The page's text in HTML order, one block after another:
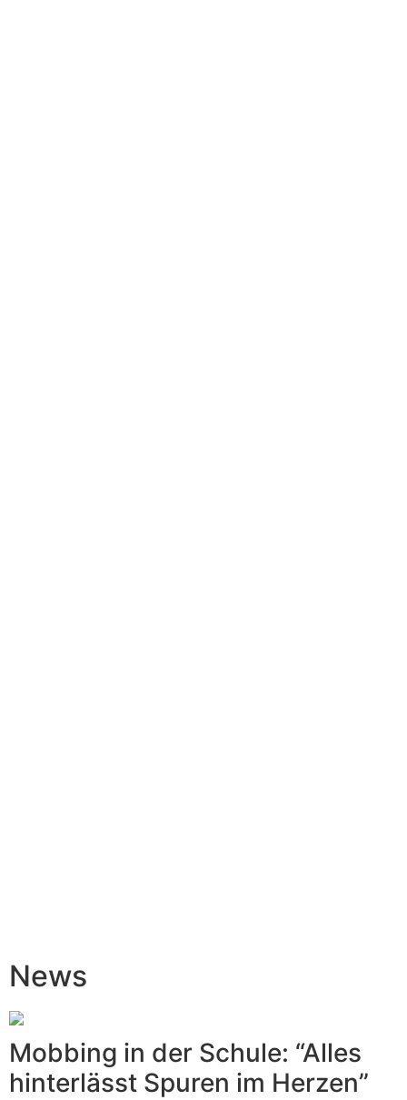
News
Mobbing in der Schule: “Alles
hinterlässt Spuren im Herzen”